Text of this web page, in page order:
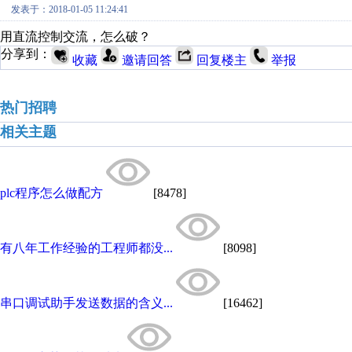
发表于：2018-01-05 11:24:41
用直流控制交流，怎么破？
分享到：
收藏 邀请回答 回复楼主 举报
热门招聘
相关主题
plc程序怎么做配方 [8478]
有八年工作经验的工程师都没... [8098]
串口调试助手发送数据的含义... [16462]